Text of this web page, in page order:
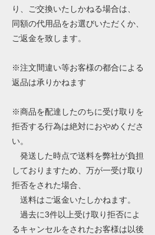
り、ご交換いたしかねる場合は、
同額の代用品をお選びいただくか、
ご返金を致します。
※注文間違い等お客様の都合による
返品は承りかねます
※商品を配達したのちに受け取りを
拒否する行為は絶対におやめくださ
い。
発送した時点で送料を弊社が負担
しておりますため、万が一受け取り
拒否をされた場合、
送料はご返金いたしかねます。
過去に3件以上受け取り拒否によ
るキャンセルをされたお客様は以後